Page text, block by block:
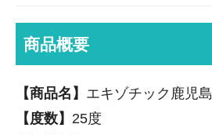
商品概要
【商品名】 エキゾチック鹿児島
【度数】 25度